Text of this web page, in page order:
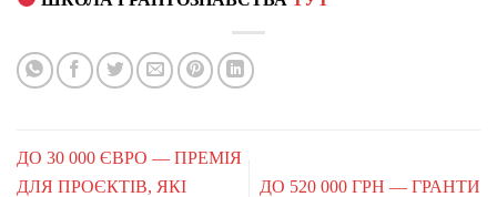
ДО 30 000 ЄВРО — ПРЕМІЯ
ДЛЯ ПРОЄКТІВ, ЯКІ
ДО 520 000 ГРН — ГРАНТИ